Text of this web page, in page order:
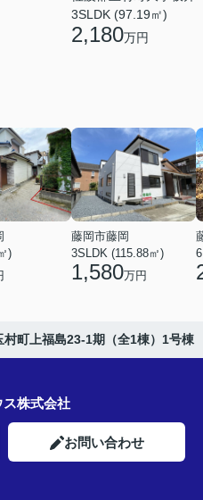
3SLDK (97.19㎡)
2,180万円
)
藤岡市藤岡
3SLDK (115.88㎡)
1,580万円
村町上福島23-1期（全1棟）1号棟
株式会社
お問い合わせ